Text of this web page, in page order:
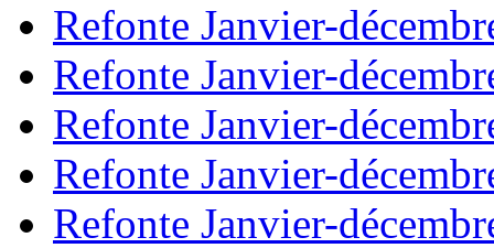
Refonte Janvier-
Refonte Janvier-
Refonte Janvier-
Refonte Janvier-
Refonte Janvier-